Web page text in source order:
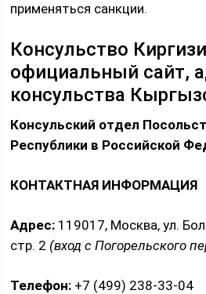
применяться санкции.
Консульство
официальный сайт,
консульства
Консульский отдел
Республики в Российской
КОНТАКТНАЯ ИНФОРМАЦИЯ
Адрес: 119017, Москва, ул.
стр. 2 (вход с Погорельского
Телефон: +7 (499) 238-33-04